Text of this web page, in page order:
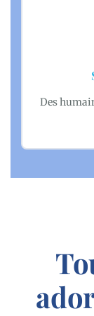
Des